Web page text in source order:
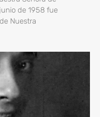
de 1958 fue
Nuestra